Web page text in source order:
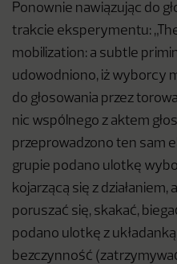
Ponownie nawiązując do
trakcie eksperymentu:
mobilization: a subtle
udowodniono, iż wyborcy
do głosowania przez
nic wspólnego z aktem
przeprowadzono ten sam
grupie podano ulotkę
kojarzącą się z
poruszać się, skakać,
podano ulotkę z
bezczynność